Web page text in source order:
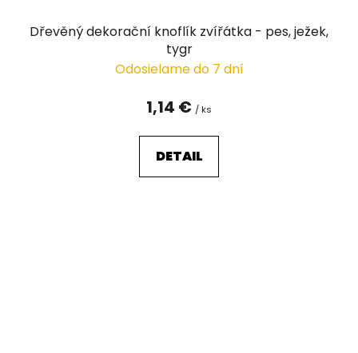
Dřevěný dekorační knoflík zvířátka - pes, ježek,
tygr
Odosielame do 7 dní
1,14 € / ks
DETAIL